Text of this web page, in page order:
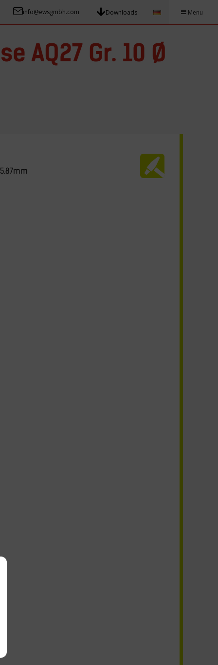
info@ewsgmbh.com Downloads Menu
AQ27 Gr. 10 Ø